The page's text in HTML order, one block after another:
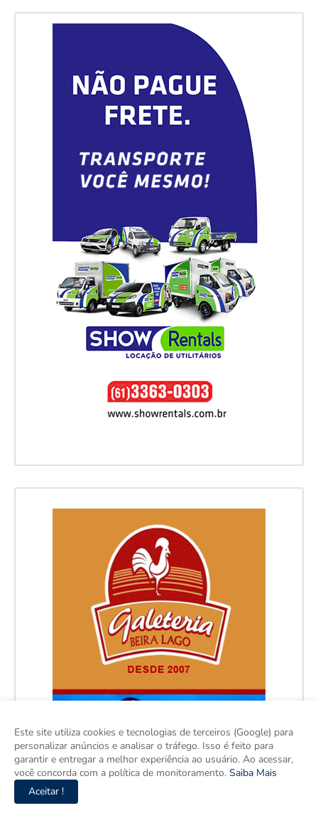
Este site utiliza cookies e tecnologias de terceiros (Google) para
personalizar anúncios e analisar o tráfego. Isso é feito para
garantir e entregar a melhor experiência ao usuário. Ao acessar,
você concorda com a política de monitoramento. Saiba Mais
Aceitar !